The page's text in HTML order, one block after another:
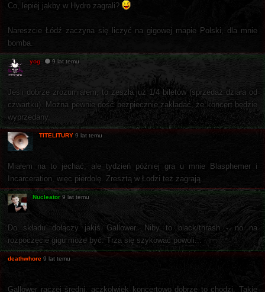
Co, lepiej jakby w Hydro zagrali?
Nareszcie Łódź zaczyna się liczyć na gigowej mapie Polski, dla mnie
bomba.
yog 9 lat temu
Jeśli dobrze zrozumiałem, to zeszła już 1/4 biletów (sprzedaż działa od
czwartku). Można pewnie dość bezpiecznie zakładać, że koncert będzie
wyprzedany.
TITELITURY 9 lat temu
Miałem na to jechać, ale tydzień później gra u mnie Blasphemer i
Incarceration, więc pierdolę. Zresztą w Łodzi też zagrają.
Nucleator 9 lat temu
Do składu dołączy jakiś Gallower. Niby to black/thrash - no na
rozpoczęcie gigu może być. Trza się szykować powoli...
deathwhore 9 lat temu
Gallower raczej średni, aczkolwiek koncertowo dobrze to chodzi. Takie